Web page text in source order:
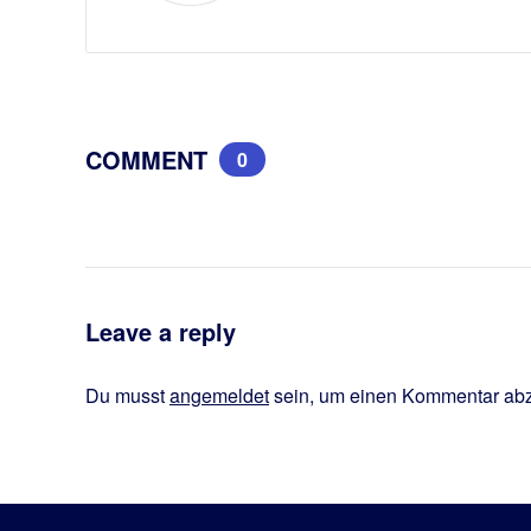
COMMENT 0
Leave a reply
Du musstangemeldetsein, um einen Kommentar